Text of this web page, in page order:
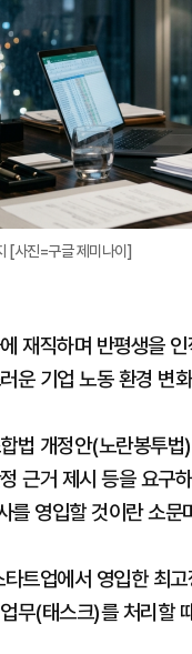
[사진=구글 제미나이]
재직하며 반평생을
운 기업 노동 환경 변
법 개정안(노란봉투
근거 제시 등을 요구
를 영입할 것이란 소문
트업에서 영입한 최
무(태스크)를 처리할